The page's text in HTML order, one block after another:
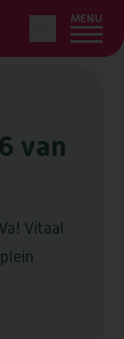
MENU
van
Vitaal